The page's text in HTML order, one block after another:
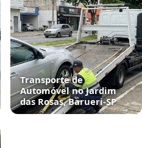
Transporte de
Automóvel no Jardim
das Rosas, Barueri‑SP